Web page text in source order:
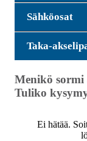
Sähköosat
Taka-
Menikö sormi
Tuliko
Ei hätää.